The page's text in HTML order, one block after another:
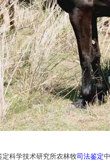
科学技术研究所农林牧司法鉴定